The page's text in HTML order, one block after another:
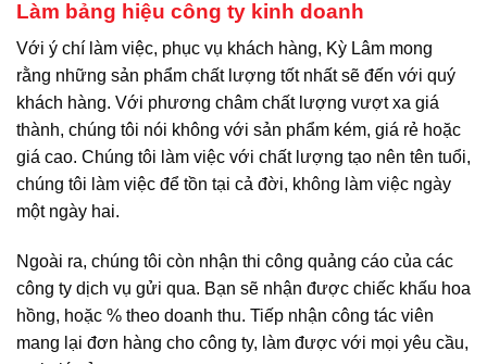
Làm bảng hiệu công ty kinh doanh
Với ý chí làm việc, phục vụ khách hàng, Kỳ Lâm mong
rằng những sản phẩm chất lượng tốt nhất sẽ đến với quý
khách hàng. Với phương châm chất lượng vượt xa giá
thành, chúng tôi nói không với sản phẩm kém, giá rẻ hoặc
giá cao. Chúng tôi làm việc với chất lượng tạo nên tên tuổi,
chúng tôi làm việc để tồn tại cả đời, không làm việc ngày
một ngày hai.
Ngoài ra, chúng tôi còn nhận thi công quảng cáo của các
công ty dịch vụ gửi qua. Bạn sẽ nhận được chiếc khấu hoa
hồng, hoặc % theo doanh thu. Tiếp nhận công tác viên
mang lại đơn hàng cho công ty, làm được với mọi yêu cầu,